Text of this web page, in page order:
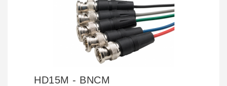
HD15M - BNCM